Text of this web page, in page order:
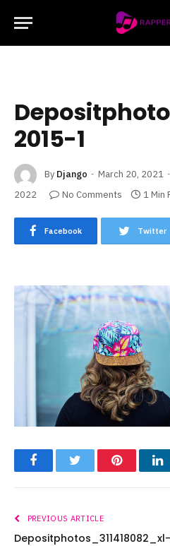
2015-1
By Django March 20, 2021
2022
No Comments 1 Min
Facebook Twitter
FacebookTwitter Pinterest
PREVIOUS ARTICLE
Depositphotos_311418082_xl-